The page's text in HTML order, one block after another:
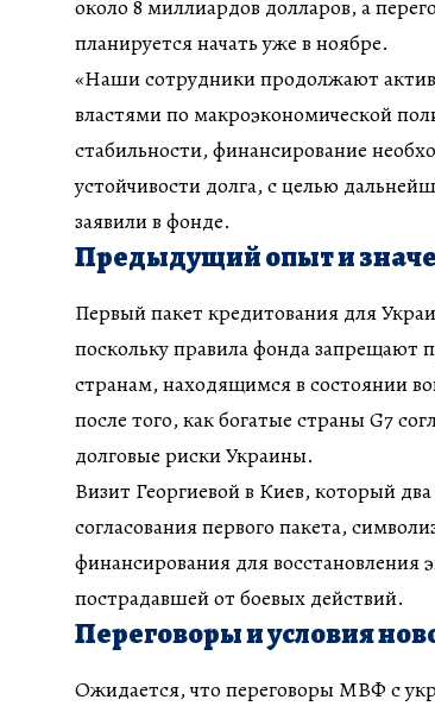
около 8 миллиардов долларов, а
планируется начать уже в ноябре.
«Наши сотрудники продолжают
властями по макроэкономической
стабильности, финансирование
устойчивости долга, с целью
заявили в фонде.
Предыдущий опыт и
Первый пакет кредитования для
поскольку правила фонда запрещают
странам, находящимся в состоянии
после того, как богатые страны G7
долговые риски Украины.
Визит Георгиевой в Киев, который
согласования первого пакета,
финансирования для
пострадавшей от боевых действий.
Переговоры и условия
Ожидается, что переговоры МВФ с